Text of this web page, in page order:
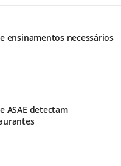
ensinamentos necessários
ASAE detectam